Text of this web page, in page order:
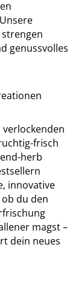
genussvolles
frisch
herb
innovative
du den
magst –
dein neues